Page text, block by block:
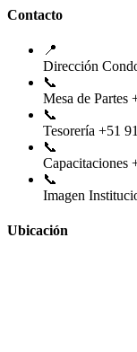
Contacto
📍
Dirección
📞
Mesa de Partes
📞
Tesorería +51
📞
Capacitaciones
📞
Imagen
Ubicación